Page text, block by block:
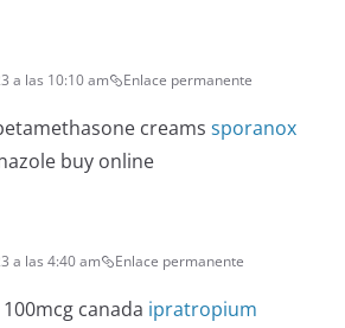
a las 10:10 am Enlace permanente
creams sporanox
buy online
a las 4:40 am Enlace permanente
canada ipratropium